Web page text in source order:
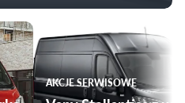
AKCJE SERWISOWE